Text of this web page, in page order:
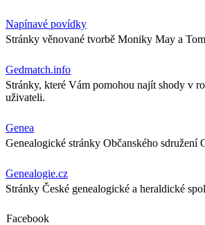
Napínavé povídky
Stránky věnované tvorbě Moniky May a
Gedmatch.info
Stránky, které Vám pomohou najít shody v
uživateli.
Genea
Genealogické stránky Občanského sdružení
Genealogie.cz
Stránky České genealogické a heraldické
Facebook